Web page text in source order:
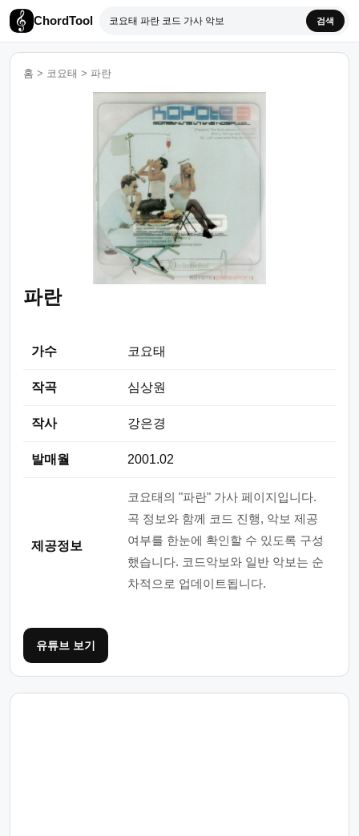
ChordTool 검색
홈 > 코요태 > 파란
파란
가수 코요태
작곡 심상원
작사 강은경
발매월 2001.02
제공정보
코요태의 "파란" 가사 페이지입니다.
곡 정보와 함께 코드 진행, 악보 제공
여부를 한눈에 확인할 수 있도록 구성
했습니다. 코드악보와 일반 악보는 순
차적으로 업데이트됩니다.
유튜브 보기